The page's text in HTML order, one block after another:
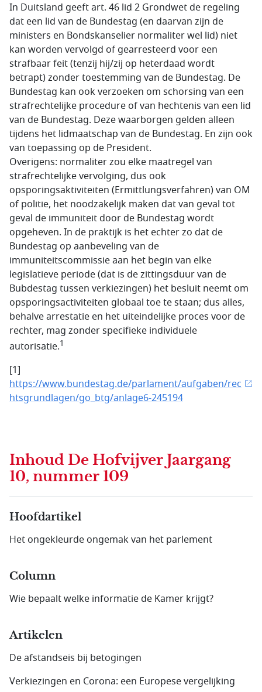
In Duitsland geeft art. 46 lid 2 Grondwet de regeling
dat een lid van de Bundestag (en daarvan zijn de
ministers en Bondskanselier normaliter wel lid) niet
kan worden vervolgd of gearresteerd voor een
strafbaar feit (tenzij hij/zij op heterdaad wordt
betrapt) zonder toestemming van de Bundestag. De
Bundestag kan ook verzoeken om schorsing van een
strafrechtelijke procedure of van hechtenis van een lid
van de Bundestag. Deze waarborgen gelden alleen
tijdens het lidmaatschap van de Bundestag. En zijn ook
van toepassing op de President.
Overigens: normaliter zou elke maatregel van
strafrechtelijke vervolging, dus ook
opsporingsaktiviteiten (Ermittlungsverfahren) van OM
of politie, het noodzakelijk maken dat van geval tot
geval de immuniteit door de Bundestag wordt
opgeheven. In de praktijk is het echter zo dat de
Bundestag op aanbeveling van de
immuniteitscommissie aan het begin van elke
legislatieve periode (dat is de zittingsduur van de
Bubdestag tussen verkiezingen) het besluit neemt om
opsporingsactiviteiten globaal toe te staan; dus alles,
behalve arrestatie en het uiteindelijke proces voor de
rechter, mag zonder specifieke individuele
autorisatie.1
[1]
https://www.bundestag.de/parlament/aufgaben/rec
htsgrundlagen/go_btg/anlage6-245194
Inhoud De Hofvijver Jaargang
10, nummer 109
Hoofdartikel
Het ongekleurde ongemak van het parlement
Column
Wie bepaalt welke informatie de Kamer krijgt?
Artikelen
De afstandseis bij betogingen
Verkiezingen en Corona: een Europese vergelijking